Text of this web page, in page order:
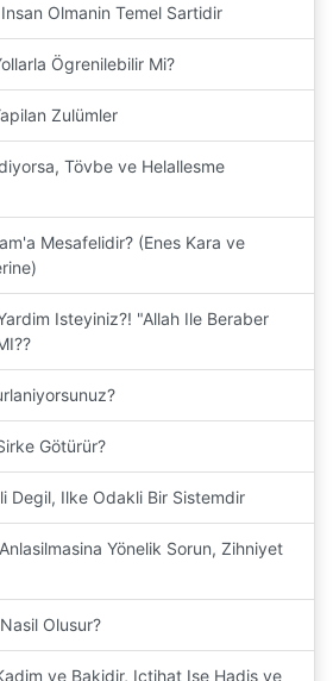
Olmanin Temel Sartidir
Ögrenilebilir Mi?
Zulümler
Tövbe ve Helallesme
Mesafelidir? (Enes Kara ve
Isteyiniz?! "Allah Ile Beraber
Götürür?
Degil, Ilke Odakli Bir Sistemdir
Yönelik Sorun, Zihniyet
Olusur?
ve Bakidir, Içtihat Ise Hadis ve